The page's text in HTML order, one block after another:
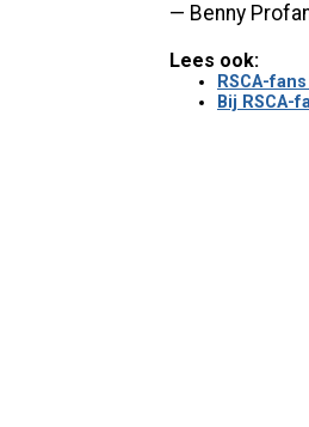
— Benny
Lees ook:
RSCA-
Bij RSCA-